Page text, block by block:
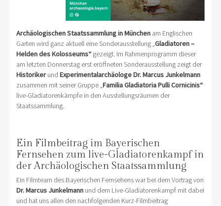
Archäologischen Staatssammlung in Münchenam Englischen
Garten wird ganz aktuell eine Sonderausstellung „Gladiatoren –
Helden des Kolosseums“ gezeigt. Im Rahmenprogramm dieser
am letzten Donnerstag erst eröffneten Sonderausstellung zeigt der
Historikerund ExperimentalarchäologeDr. Marcus Junkelmann
zusammen mit seiner Gruppe „Familia Gladiatoria Pulli Cornicinis“
live-Gladiatorenkämpfe in den Ausstellungsräumen der
Staatssammlung.
Ein Filmbeitrag im Bayerischen
Fernsehen zum live-Gladiatorenkampf in
der Archäologischen Staatssammlung
Ein Filmteam des Bayerischen Fernsehens war bei dem Vortrag von
Dr. Marcus Junkelmannund dem Live-Gladiatorenkampf mit dabei
und hat uns allen den nachfolgenden Kurz-Filmbeitrag